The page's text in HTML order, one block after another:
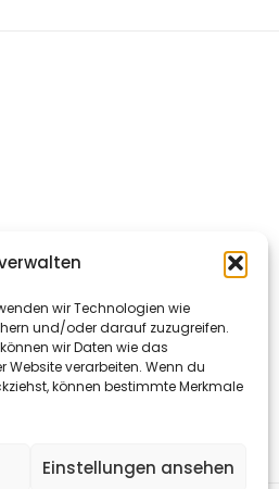
wir Technologien wie
und/oder darauf zuzugreifen.
wir Daten wie das
Website verarbeiten. Wenn du
können bestimmte Merkmale
Einstellungen ansehen